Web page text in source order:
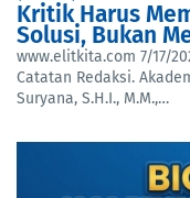
Kritik Harus
Solusi, Bukan
www.elitkita.com 7/17/
Catatan Redaksi.
Suryana, S.H.I., M.M.,…